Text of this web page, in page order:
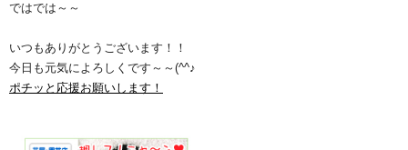
ではでは～～
いつもありがとうございます！！
今日も元気によろしくです～～(^^♪
ポチッと応援お願いします！